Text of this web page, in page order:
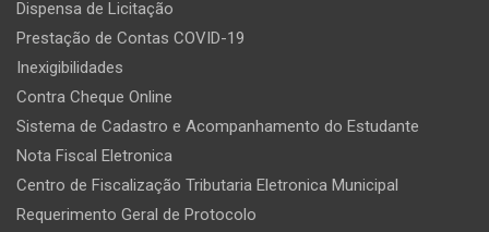
Dispensa de Licitação
Prestação de Contas COVID-19
Inexigibilidades
Contra Cheque Online
Sistema de Cadastro e Acompanhamento do Estudante
Nota Fiscal Eletronica
Centro de Fiscalização Tributaria Eletronica Municipal
Requerimento Geral de Protocolo